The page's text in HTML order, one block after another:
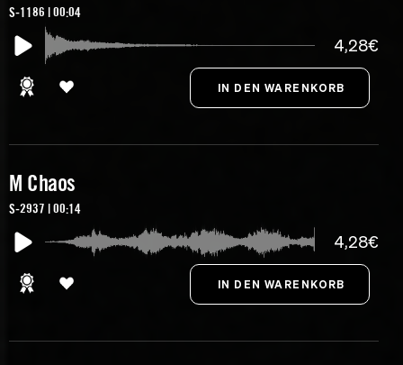
S-1186 | 00:04
4,28€
M Chaos
S-2937 | 00:14
4,28€